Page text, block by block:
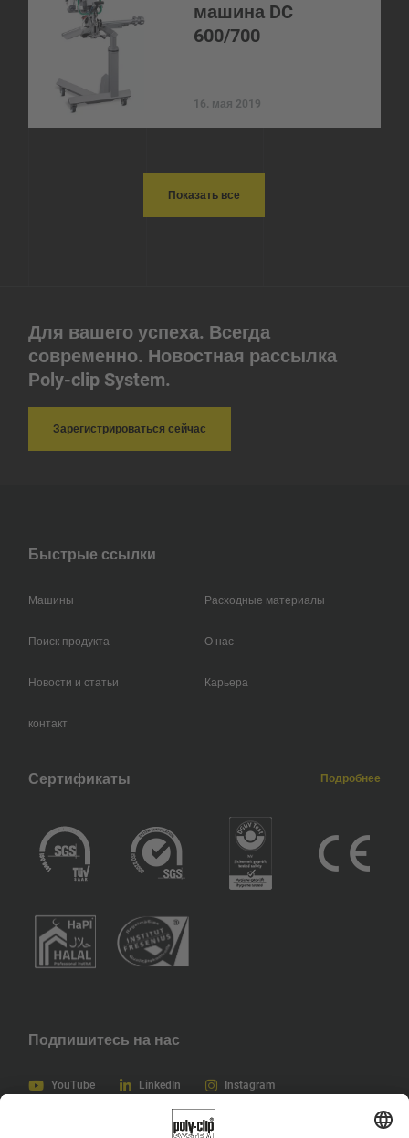
машина DC
600/700
16. мая 2019
Показать все
Для вашего успеха. Всегда
современно. Новостная рассылка
Poly-clip System.
Зарегистрироваться сейчас
Быстрые ссылки
Машины Расходные материалы
Поиск продукта О нас
Новости и статьи Карьера
контакт
Сертификаты Подробнее
Подпишитесь на нас
YouTube LinkedIn Instagram